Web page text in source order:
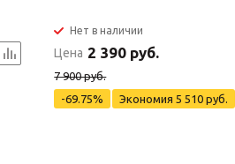
Нет в наличии
Цена 2 390 руб.
7 900 руб.
-69.75%
Экономия5 510 руб.